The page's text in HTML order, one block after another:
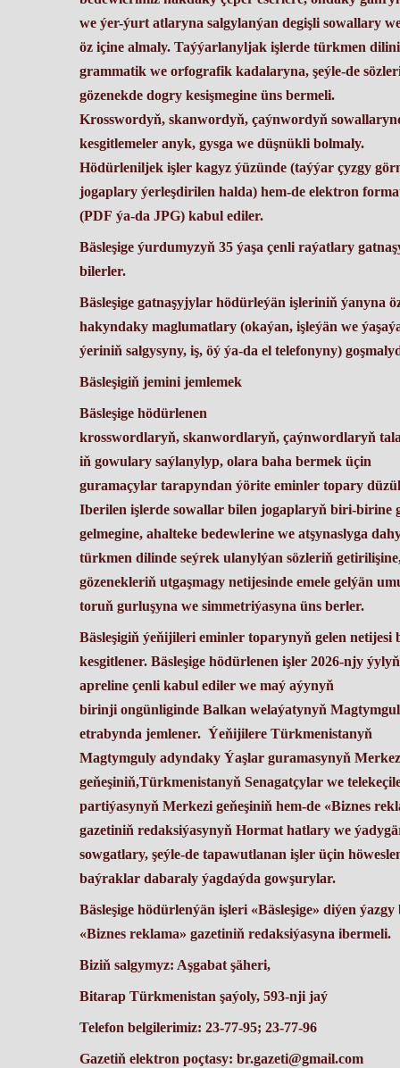
we ýer-ýurt atlaryna salgylanýan degişli sowallary
öz içine almaly. Taýýarlanyljak işlerde türkmen
grammatik we orfografik kadalaryna, şeýle-de
gözenekde dogry kesişmegine üns bermeli.
Krosswordyň, skanwordyň, çaýnwordyň
kesgitlemeler anyk, gysga we düşnükli bolmaly.
Hödürleniljek işler kagyz ýüzünde (taýýar çyzgy
jogaplary ýerleşdirilen halda) hem-de elektron
(PDF ýa-da JPG) kabul ediler.
Bäsleşige ýurdumyzyň 35 ýaşa çenli raýatlary
bilerler.
Bäsleşige gatnaşyjylar hödürleýän işleriniň ýanyna
hakyndaky maglumatlary (okaýan, işleýän we
ýeriniň salgysyny, iş, öý ýa-da el telefonyny)
Bäsleşigiň jemini jemlemek
Bäsleşige hödürlenen
krosswordlaryň, skanwordlaryň, çaýnwordlaryň
iň gowulary saýlanylyp, olara baha bermek üçin
guramaçylar tarapyndan ýörite eminler topary
Iberilen işlerde sowallar bilen jogaplaryň biri-birine
gelmegine, ahalteke bedewlerine we atşynaslyga
türkmen dilinde seýrek ulanylýan sözleriň
gözenekleriň utgaşmagy netijesinde emele gelýän
toruň gurluşyna we simmetriýasyna üns berler.
Bäsleşigiň ýeňijileri eminler toparynyň gelen netijesi
kesgitlener. Bäsleşige hödürlenen işler 2026-njy
apreline çenli kabul ediler we maý aýynyň
birinji ongünliginde Balkan welaýatynyň
etrabynda jemlener. Ýeňijilere Türkmenistanyň
Magtymguly adyndaky Ýaşlar guramasynyň
geňeşiniň,Türkmenistanyň Senagatçylar we
partiýasynyň Merkezi geňeşiniň hem-de «Biznes
gazetiniň redaksiýasynyň Hormat hatlary we
sowgatlary, şeýle-de tapawutlanan işler üçin
baýraklar dabaraly ýagdaýda gowşurylar.
Bäsleşige hödürlenýän işleri «Bäsleşige» diýen ýazgy
«Biznes reklama» gazetiniň redaksiýasyna ibermeli.
Biziň salgymyz: Aşgabat şäheri,
Bitarap Türkmenistan şaýoly, 593-nji jaý
Telefon belgilerimiz: 23-77-95; 23-77-96
Gazetiň elektron poçtasy: br.gazeti@gmail.com